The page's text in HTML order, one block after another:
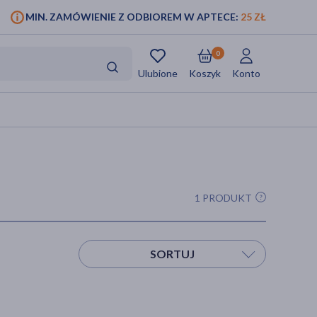
MIN. ZAMÓWIENIE Z ODBIOREM W APTECE: 25 ZŁ
Ulubione Koszyk
0
Konto
1 PRODUKT
SORTUJ